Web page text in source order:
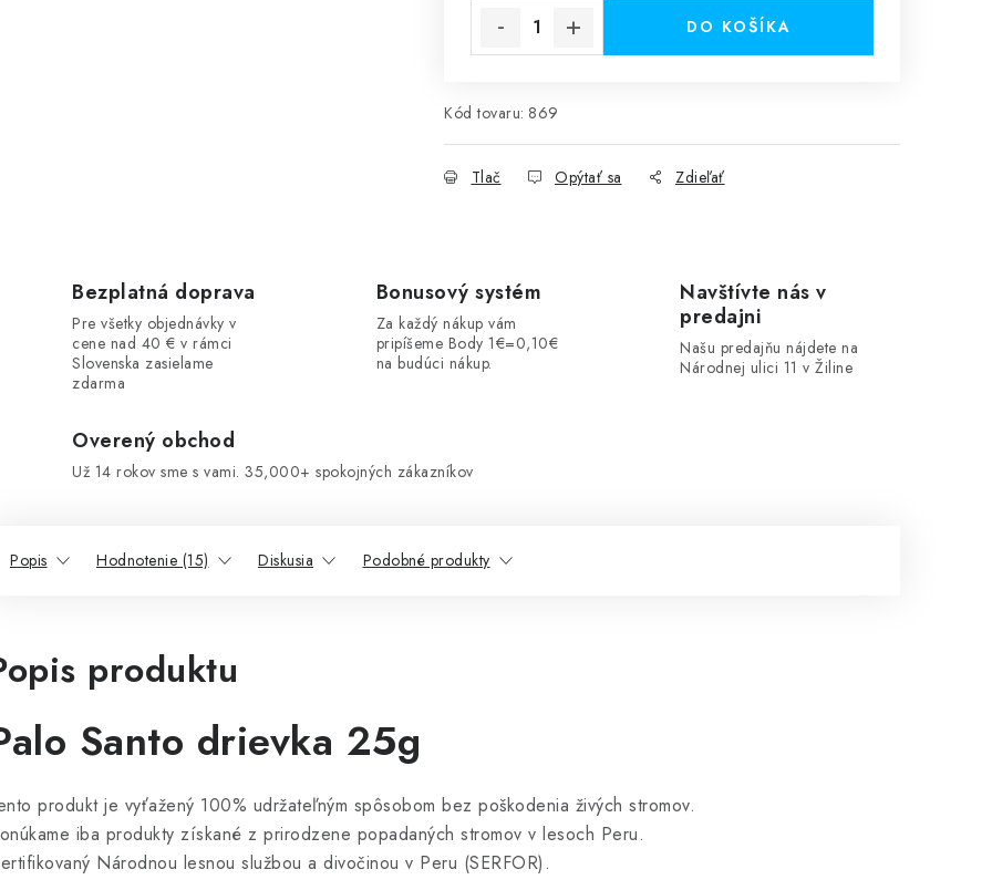
DO KOŠÍKA
Kód tovaru: 869
Tlač Opýtať sa Zdieľať
Bezplatná doprava
Pre všetky objednávky v
cene nad 40 € v rámci
Slovenska zasielame
zdarma
Bonusový systém
Za každý nákup vám
pripíšeme Body 1€=0,10€
na budúci nákup.
Navštívte nás v
predajni
Našu predajňu nájdete na
Národnej ulici 11 v Žiline
Overený obchod
Už 14 rokov sme s vami. 35,000+ spokojných zákazníkov
Popis Hodnotenie (15) Diskusia Podobné produkty
produktu
Santo drievka 25g
produkt je vyťažený 100% udržateľným spôsobom bez poškodenia živých stromov.
iba produkty získané z prirodzene popadaných stromov v lesoch Peru.
Národnou lesnou službou a divočinou v Peru (SERFOR).